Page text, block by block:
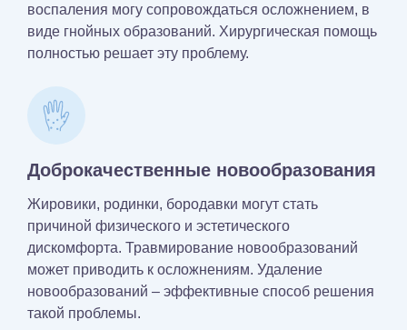
воспаления могу сопровождаться осложнением, в
виде гнойных образований. Хирургическая помощь
полностью решает эту проблему.
Доброкачественные новообразования
Жировики, родинки, бородавки могут стать
причиной физического и эстетического
дискомфорта. Травмирование новообразований
может приводить к осложнениям. Удаление
новообразований – эффективные способ решения
такой проблемы.